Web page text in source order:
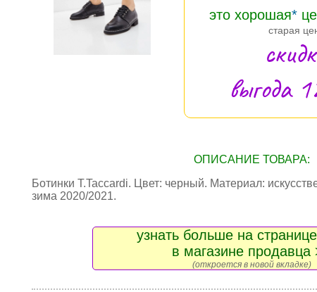
это хорошая*
старая
выгода
ОПИСАНИЕ ТОВАРА:
Ботинки T.Taccardi. Цвет: черный. Материал:
зима 2020/2021.
узнать больше на
в магазине продавца
(откроется в новой вкладке)